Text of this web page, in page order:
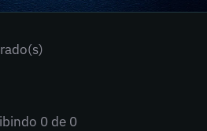
0 de 0